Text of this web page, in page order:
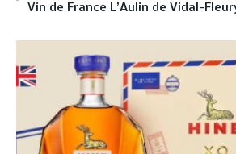
Vin de France L’Aulin de Vidal-